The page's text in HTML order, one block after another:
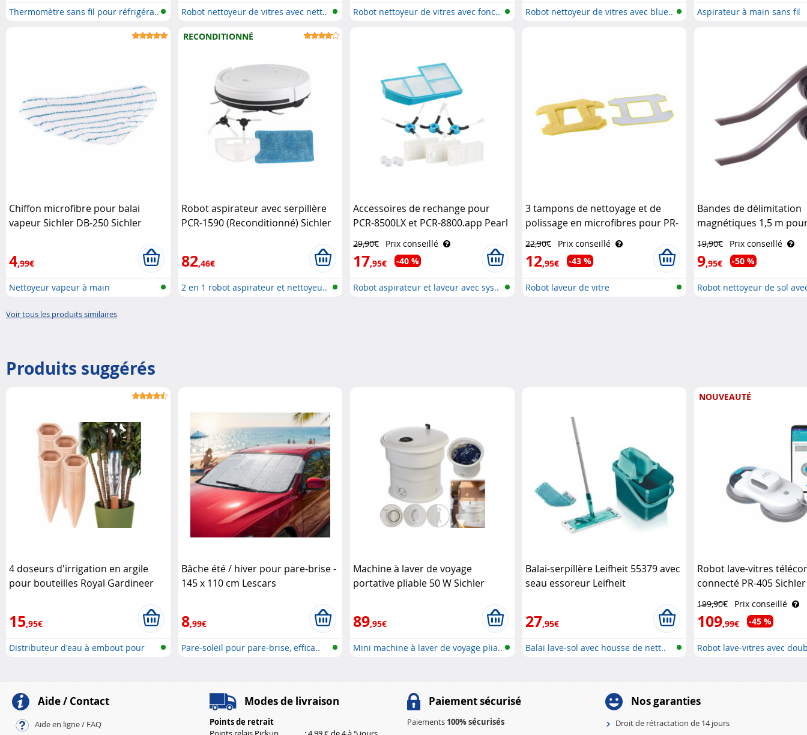
Thermomètre sans fil pour réfrigéra.. Robot nettoyeur de vitres avec nett.. Robot nettoyeur de vitres avec fonc.. Robot nettoyeur de vitres avec blue.. Aspirateur à main sans fil
Chiffon microfibre pour balai
vapeur Sichler DB-250 Sichler
4,99€
Nettoyeur vapeur à main
RECONDITIONNÉ
Robot aspirateur avec serpillère
PCR-1590 (Reconditionné) Sichler
82,46€
2 en 1 robot aspirateur et nettoyeu..
Accessoires de rechange pour
PCR-8500LX et PCR-8800.app Pearl
29,90€ Prix conseillé
17,95€ -40 %
Robot aspirateur et laveur avec sys..
3 tampons de nettoyage et de
polissage en microfibres pour PR-
041 V3 Sichler Haushaltsgeräte
22,90€ Prix conseillé
12,95€ -43 %
Robot laveur de vitre
Bandes de délimitation
magnétiques 1,5 m
nettoyeur PCR-2000
Haushaltsgeräte
19,90€ Prix conseillé
9,95€ -50 %
Robot nettoyeur de sol
Voir tous les produits similaires
Produits suggérés
4 doseurs d'irrigation en argile
pour bouteilles Royal Gardineer
15,95€
Distributeur d'eau à embout pour
Bâche été / hiver pour pare-brise -
145 x 110 cm Lescars
8,99€
Pare-soleil pour pare-brise, effica..
Machine à laver de voyage
portative pliable 50 W Sichler
89,95€
Mini machine à laver de voyage plia..
Balai-serpillère Leifheit 55379 avec
seau essoreur Leifheit
27,95€
Balai lave-sol avec housse de nett..
NOUVEAUTÉ
Robot lave-vitres
connecté PR-405 Sichler
Haushaltsgeräte
199,90€ Prix conseillé
109,99€ -45 %
Robot lave-vitres avec
Aide / Contact
Aide en ligne / FAQ
Modes de livraison
Points de retrait
Paiement sécurisé
Paiements 100% sécurisés
Nos garanties
Droit de rétractation de 14 jours